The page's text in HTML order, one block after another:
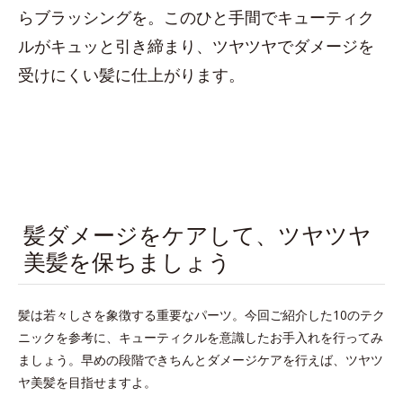
らブラッシングを。このひと手間でキューティク
ルがキュッと引き締まり、ツヤツヤでダメージを
受けにくい髪に仕上がります。
髪ダメージをケアして、ツヤツヤ
美髪を保ちましょう
髪は若々しさを象徴する重要なパーツ。今回ご紹介した10のテク
ニックを参考に、キューティクルを意識したお手入れを行ってみ
ましょう。早めの段階できちんとダメージケアを行えば、ツヤツ
ヤ美髪を目指せますよ。